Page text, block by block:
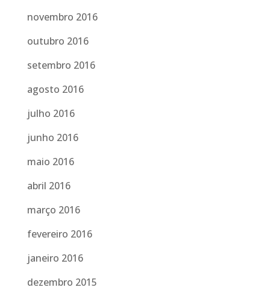
novembro 2016
outubro 2016
setembro 2016
agosto 2016
julho 2016
junho 2016
maio 2016
abril 2016
março 2016
fevereiro 2016
janeiro 2016
dezembro 2015